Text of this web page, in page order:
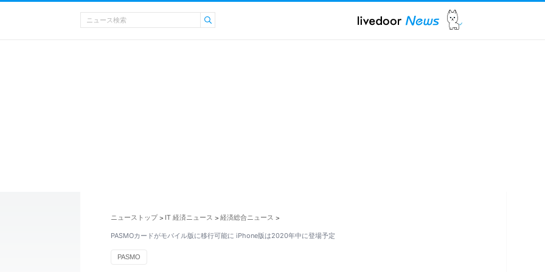
ニューストップ > IT 経済ニュース > 経済総合ニュース >
PASMOカードがモバイル版に移行可能に iPhone版は2020年中に登場予定
PASMO